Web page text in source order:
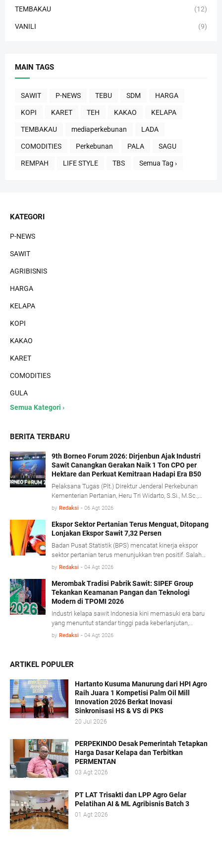
TEMBAKAU (12)
VANILI (9)
MAIN TAGS
SAWIT P-NEWS TEBU SDM HARGA
KOPI KARET TEH KAKAO KELAPA
TEMBAKAU mediaperkebunan LADA
COMODITIES Perkebunan PALA SAGU
REMPAH LIFE STYLE TBS Semua Tag ›
KATEGORI
P-NEWS
SAWIT
AGRIBISNIS
HARGA
KELAPA
KOPI
KAKAO
KARET
COMODITIES
GULA
Semua Kategori ›
BERITA TERBARU
9th Borneo Forum 2026: Dirjenbun Ajak Industri
Sawit Canangkan Gerakan Naik 1 Ton CPO per
Hektare dan Perkuat Kemitraan Hadapi Era B50
Pelaksana Tugas (Plt.) Direktur Jenderal Perkebunan
Kementerian Pertanian, Heru Tri Widarto, S.Si., M.Sc.,
mengajak seluruh pemangku kepentingan industri kelapa
B50 sebagai momentum memperkuat produktivitas,
mempercepat transformasi tata kelola, serta
membangun kemitraan yang lebih kuat antara
perusahaan dan pekebun rakyat.
by Redaksi - 06 Agt 2026
Ekspor Sektor Pertanian Terus Menguat, Ditopang
Lonjakan Ekspor Sawit 7,32 Persen
Badan Pusat Statistik (BPS) mencatat kinerja ekspor
sektor pertanian terus menunjukkan tren positif. Salah
satu pendorong kinerja tersebut berasal dari komoditas
turunannya yang mencatat pertumbuhan ekspor cukup
signifikan. BPS mencatat, sepanjang Januari- Juni 2026
nilai ekspor CPO dan produk turunannya tumbuh 7,32
persen dibandingkan periode yang sama tahun lalu,
didorong penguatan harga CPO di pasar global.
by Redaksi - 04 Agt 2026
Merombak Tradisi Pabrik Sawit: SIPEF Group
Tekankan Keamanan Pangan dan Teknologi
Modern di TPOMI 2026
Industri kelapa sawit Indonesia kini memasuki era baru
yang menuntut standar tinggi pada keberlanjutan,
keamanan pangan, dan adaptasi teknologi modern.
Sumatera Utara, Kamis (9/7/2026), SIPEF Group/PT
merombak tradisi operasional lama demi menjawab
tantangan pasar global.
by Redaksi - 04 Agt 2026
ARTIKEL POPULER
Hartanto Kusuma Manurung dari HPI Agro
Raih Juara 1 Kompetisi Palm Oil Mill
Innovation 2026 Berkat Inovasi
Sinkronisasi HS & VS di PKS
20 Jul 2026
PERPEKINDO Desak Pemerintah Tetapkan
Harga Dasar Kelapa dan Terbitkan
PERMENTAN
03 Agt 2026
PT LAT Trisakti dan LPP Agro Gelar
Pelatihan AI & ML Agribisnis Batch 3
01 Agt 2026